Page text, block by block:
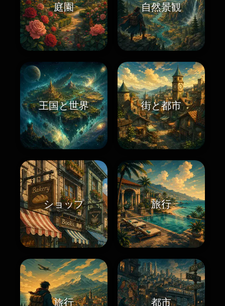
庭園 自然景観
王国と世界 街と都市
ショップ 旅行
旅行 都市